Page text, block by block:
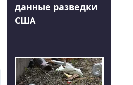
данные разведки
США